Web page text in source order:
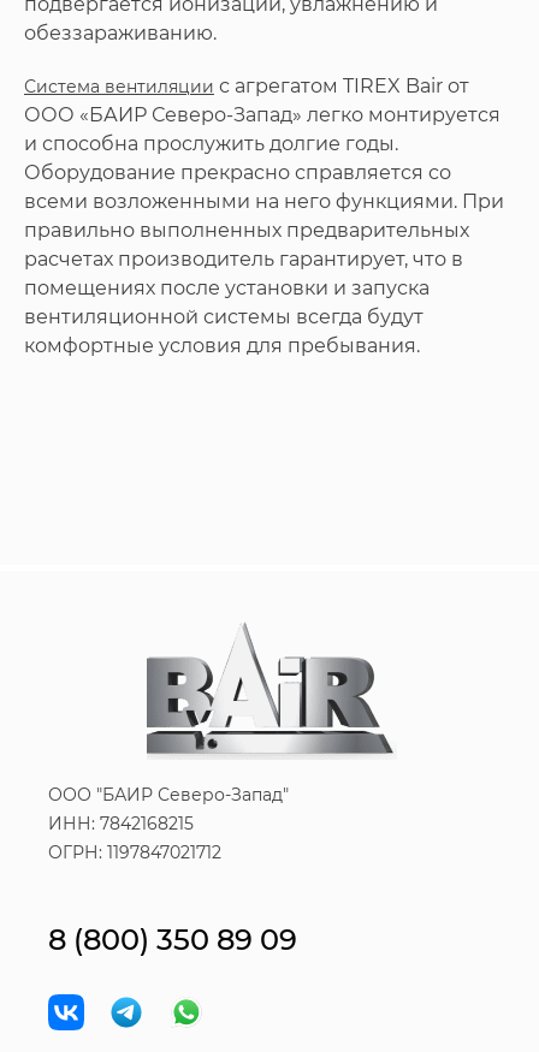
обеззараживанию.
Система вентиляции с агрегатом TIREX Bair от
ООО «БАИР Северо-Запад» легко монтируется
и способна прослужить долгие годы.
Оборудование прекрасно справляется со
всеми возложенными на него функциями. При
правильно выполненных предварительных
расчетах производитель гарантирует, что в
помещениях после установки и запуска
вентиляционной системы всегда будут
комфортные условия для пребывания.
ООО "БАИР Северо-Запад"
ИНН: 7842168215
ОГРН: 1197847021712
8 (800) 350 89 09